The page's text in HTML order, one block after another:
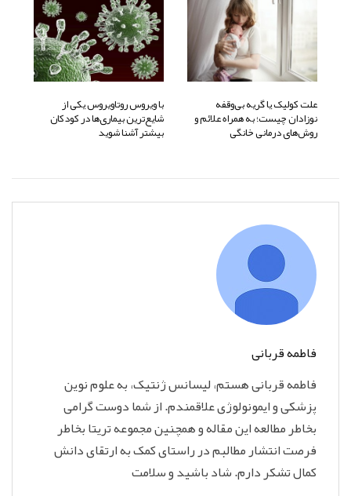
علت کولیک یا گریه بی‌وقفه
نوزادان چیست؛ به همراه علائم و
روش‌های درمانی خانگی
با ویروس روتاویروس یکی از
شایع‌ترین بیماری‌ها در کودکان
بیشتر آشنا شوید
فاطمه قربانی
فاطمه قربانی هستم، لیسانس ژنتیک، به علوم نوین
پزشکی و ایمونولوژی علاقمندم. از شما دوست گرامی
بخاطر مطالعه این مقاله و همچنین مجموعه تریتا بخاطر
فرصت انتشار مطالبم در راستای کمک به ارتقای دانش
کمال تشکر دارم. شاد باشید و سلامت